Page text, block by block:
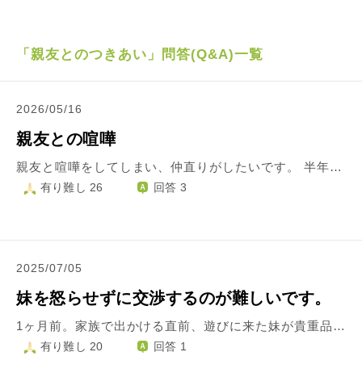
「親友とのつきあい」問答(Q&A)一覧
2026/05/16
親友との喧嘩
親友と喧嘩をしてしまい、仲直りがしたいです。 半年前から親友と喧嘩をしてしまい、数ヶ月前にそのままSNSをブロックされてしまい今に至ります。 彼女も私も仕事は違いますが、お互いに部下を見る立場であり、仕事の話でお互いの考え方の違いでモヤモヤしてしまい喧嘩のきっかけになりました。 まとめるとお互いにこのようなことがモヤモヤしていました。 私→「過去喧嘩して私の中で既に終わっている人間関係について親友に『私(親友)が納得したいから』と深く聞かれたこと」 「私の人間関係に対して彼女の好き嫌いで口を出されること」 「誰か他人に対して話が出た時に『私がレベルを合わせてあげないといけない』というプライドの高さからくる傲慢な言動」 「喧嘩をして何かを伝えた時に『私はそんなんじゃない』とも取れるような言動で返ってきたこと」 親友→「私の物言いのキツさ」 「親友と共通の友人の行動に疑問を持った私が共通の友人へ物申したその後、私が親友へ『もしかしたら迷惑をかけてしまうかもしれない』と謝ったが、謝るくらいなら最初から物申さなければよかったらじゃないか、と思った」等、彼女の言い分に関しては私は聞いた話の中のことでしか言えないのですが、そういう内容ではありました。 ただ、それだけ揉めたとて彼女のことは大切な親友であるということは変わらず、 ただ長く冷戦状態が続いていたことや私がどうしても彼女の言動に苛立ちが残る間は、彼女と関わってこれ以上関係を悪化したくありませんでした。 そこで、「ちょっと距離を置きたい」と伝えたところ、彼女から怒りの文章と「SNSをブロックする」という旨の連絡がありました。 当時それを送った私には理由などを伝えるような気持ちは余裕は無く、内容を伝えずに「距離を置きたい」と伝えてしまったことで彼女を傷つけてしまったのだと反省しております。 まずは私から謝るべきだと思っているのですが、さらにまた悪化させたらどうしようと怖い気持ちもあります。 相手の気持ちをべースに考えるべきではないとは存じているのですが、やはり勇気が持てずに踏み出せずにいます。 どういう気持ちを持てば良いのか、アドバイスをいただきたいです。
有り難し 26 回答 3
2025/07/05
妹を怒らせずに交渉するのが難しいです。
1ヶ月前。家族で出かける直前、遊びに来た妹が貴重品を忘れてしまい、延期に。妹は母に返すと約束しお金を借りました。姪が買い物行くとぐずり「ママ約束破らないよね？後で行く」と言いました。 5日後妹から親に連絡が。私が「母にお金返した方が良いよ」と伝えると忘れてた様子。「返すよ」と嫌そうでした。前回妹が半分返そうとしたら、「もしもの為に」と言いました。普段母に返金すると持ってなさいと言われる為、くれたと思ったかもしれません。母も忘れてます。妹と連絡がつかず、買い物は中止に。妹は保育園トラブルで交渉が難航、姪の癇癪が大変らしくきっと忘れてます。常に妹は上から目線で、「そっちは実家にいてずるい」等、逆上します。記憶力の良い姪は覚えてるかもしれないし介入する必要はないですが、正しい姿を見せてほしい。親は優秀な妹に甘いです。姪に高いお菓子を買うし、妹も当然の態度。双方に注意をしても効果なし。私は「じいじにお礼言った？」と姪を躾けていますが厳しすぎだそう。それには理由があります。妹が車を買った時、親に沢山出して貰い、返すと約束したのに姪が生まれ忙しなり忘れてます。以前の車代も母に返金してません。父に援助は最後と言われたのに、「これからも頼る」とニヤつきました。文句ばかりで家の事は無感心。私ばかり叱られます。私は無理言って大学に入り、契約書も書いたのにお金を返せず、父と何年も冷戦に。妹もそうなって欲しくないし親もカモになって欲しくない。「自立する」と親を泣かせ結婚したのに。稼いでいる人が低所得の親に頼るのはどうか…。私は非正規ながら家にお金を入れたのに、父から足りないと叱られた事があります。妹に促すと、「自分は入れてるの？」と逆上されました。最近母が「妹にお金の教育してやれなかった」と反省しだしました。父も「家に金入れてなかったな」と。そう思ってたのかと思いましたが実行しない様子。私は母からお金について厳しく言われてました。妹と1対1で話すのは、姪に遮られて難しいです「父もいい顔しないから、返した方が良いよ」と再度話すか、逆上される為やめるべきか。メールだとスルーされそうです。放っておくと、更に妹が卑怯に見えてきます。私がいなければ自由なのかもしれませんが家を出る事が出来ないので、モヤモヤします。ご助言頂けましたら、嬉しいです。よろしくお願い致します。
有り難し 20 回答 1